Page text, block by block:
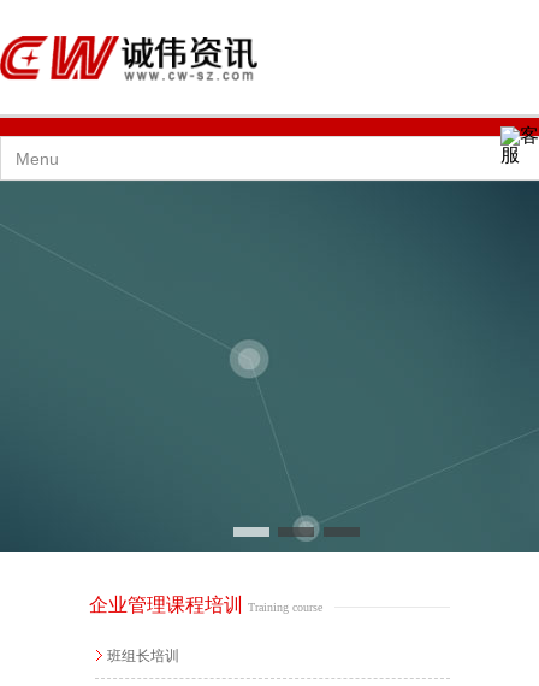
企业管理课程培训 Training course
班组长培训